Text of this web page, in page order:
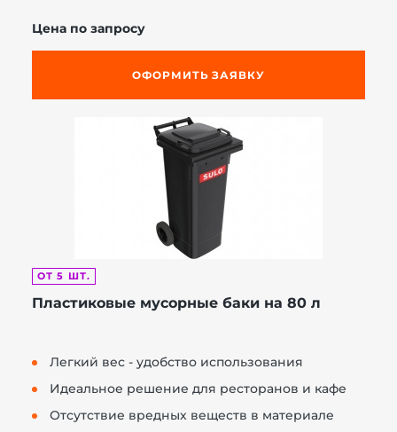
Цена по запросу
ОФОРМИТЬ ЗАЯВКУ
ОТ 5 ШТ.
Пластиковые мусорные баки на 80 л
Легкий вес - удобство использования
Идеальное решение для ресторанов и кафе
Отсутствие вредных веществ в материале